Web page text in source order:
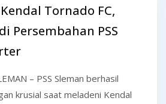
Tornado FC,
Persembahan PSS
– PSS Sleman berhasil
krusial saat meladeni Kendal